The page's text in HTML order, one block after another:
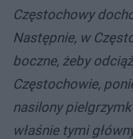
Częstochowy
Następnie, w
boczne, żeby
Częstochowie,
nasilony
właśnie tymi